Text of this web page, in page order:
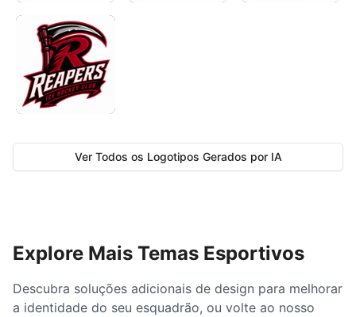
Ver Todos os Logotipos Gerados por IA
Explore Mais Temas Esportivos
Descubra soluções adicionais de design para melhorar
a identidade do seu esquadrão, ou volte ao nosso